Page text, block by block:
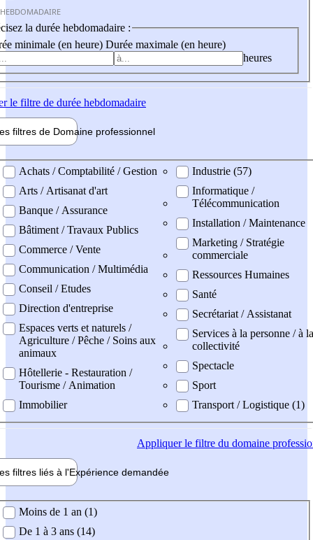
la durée hebdomadaire :
minimale (en heure) Durée maximale (en heure)
heures
le filtre de durée hebdomadaire
filtres de Domaine professionnel
professionel
Achats / Comptabilité / Gestion
Arts / Artisanat d'art
Banque / Assurance
Bâtiment / Travaux Publics
Commerce / Vente
Communication / Multimédia
Conseil / Etudes
Direction d'entreprise
Espaces verts et naturels /
Agriculture / Pêche / Soins aux
animaux
Hôtellerie - Restauration /
Tourisme / Animation
Immobilier
Industrie (57)
Informatique /
Télécommunication
Installation / Maintenance
Marketing / Stratégie
commerciale
Ressources Humaines
Santé
Secrétariat / Assistanat
Services à la personne / à la
collectivité
Spectacle
Sport
Transport / Logistique (1)
Appliquerle filtre du domaine
filtres liés à l'Expérience demandée
demandée
Moins de 1 an (1)
De 1 à 3 ans (14)